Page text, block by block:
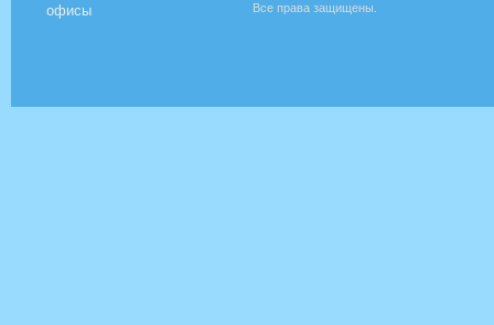
офисы
Все права защищены.